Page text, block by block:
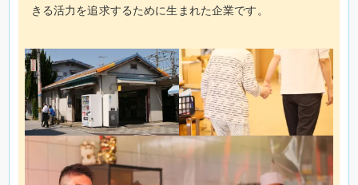
きる活力を追求するために生まれた企業です。